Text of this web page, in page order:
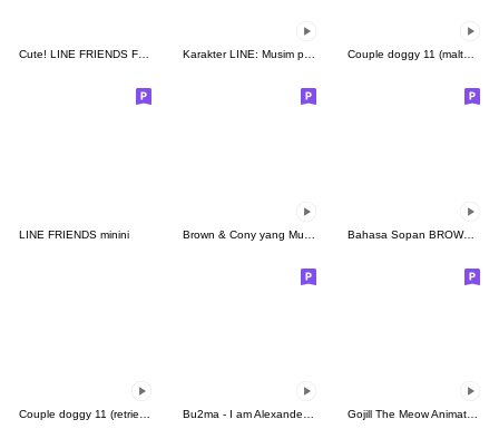
Cute! LINE FRIENDS For Arranging Karakter LINE: Musim panas menggemaskan Couple doggy 11 (maltese)
LINE FRIENDS minini Bahasa Sopan BROWN&FRIENDS
Gojill The Meow Animated V.7